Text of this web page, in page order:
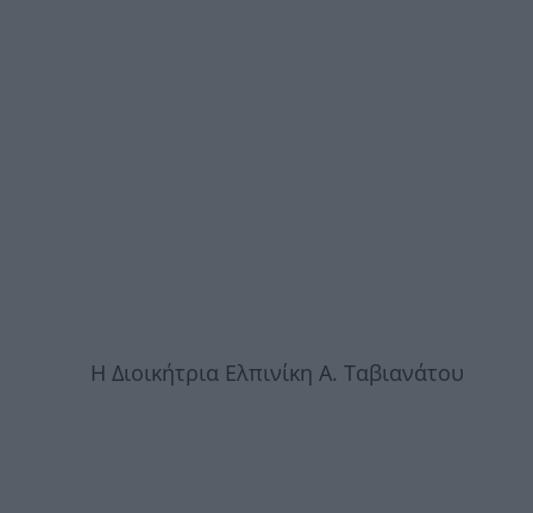
Η Διοικήτρια Ελπινίκη Α. Ταβιανάτου